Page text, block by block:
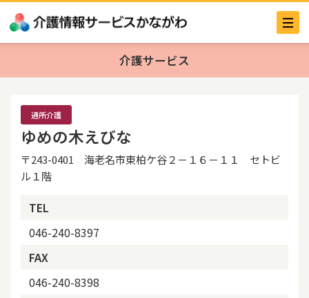
介護サービス
通所介護
ゆめの木えびな
〒243-0401 海老名市東柏ケ谷２－１６－１１ セトビ
ル１階
TEL
046-240-8397
FAX
046-240-8398